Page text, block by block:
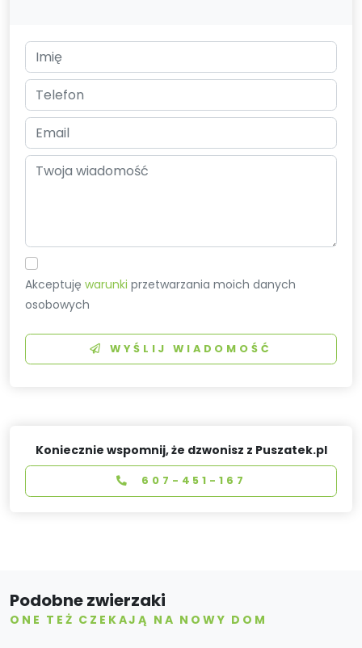
Akceptujęwarunki przetwarzania moich danych
osobowych
WYŚLIJ WIADOMOŚĆ
Koniecznie wspomnij, że dzwonisz z Puszatek.pl
607-451-167
Podobne zwierzaki
ONE TEŻ CZEKAJĄ NA NOWY DOM